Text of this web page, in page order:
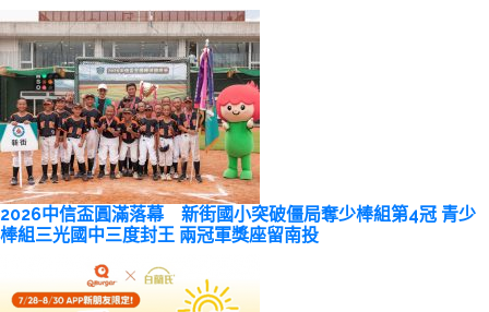
2026中信盃圓滿落幕 新街國小突破僵局奪少棒組第4冠 青少
棒組三光國中三度封王 兩冠軍獎座留南投